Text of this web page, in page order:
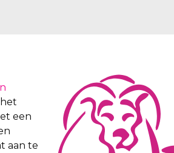
een
aan te